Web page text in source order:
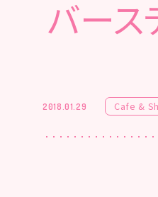
バース
2018.01.29 Cafe &